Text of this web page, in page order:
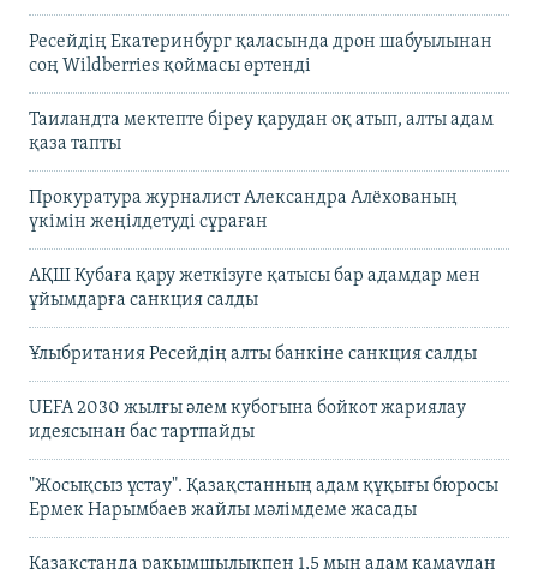
Ресейдің Екатеринбург қаласында дрон шабуылынан
соң Wildberries қоймасы өртенді
Таиландта мектепте біреу қарудан оқ атып, алты адам
қаза тапты
Прокуратура журналист Александра Алёхованың
үкімін жеңілдетуді сұраған
АҚШ Кубаға қару жеткізуге қатысы бар адамдар мен
ұйымдарға санкция салды
Ұлыбритания Ресейдің алты банкіне санкция салды
UEFA 2030 жылғы әлем кубогына бойкот жариялау
идеясынан бас тартпайды
"Жосықсыз ұстау". Қазақстанның адам құқығы бюросы
Ермек Нарымбаев жайлы мәлімдеме жасады
Қазақстанда рақымшылықпен 1,5 мың адам қамаудан